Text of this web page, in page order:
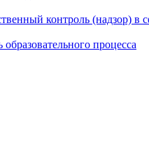
контроль (надзор) в
процесса